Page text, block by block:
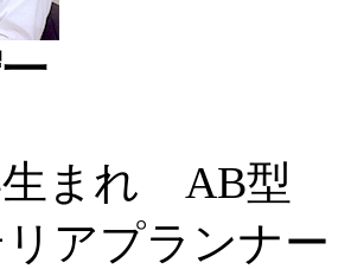
生まれ AB型
アプランナー